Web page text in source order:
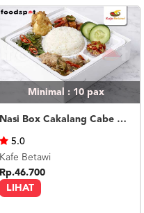
Minimal : 10pax
Nasi Box Cakalang Cabe Hijau
LIHAT
5.0
Kafe Betawi
Rp.46.700